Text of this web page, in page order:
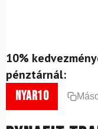
10%
pénztárnál:
nyar10